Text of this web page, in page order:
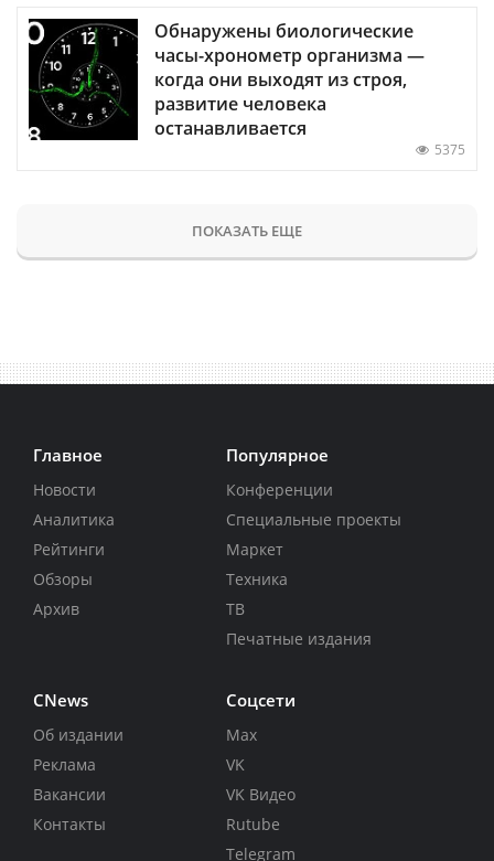
Обнаружены биологические
часы-хронометр организма —
когда они выходят из строя,
развитие человека
останавливается
5375
ПОКАЗАТЬ ЕЩЕ
Главное
Новости
Аналитика
Рейтинги
Обзоры
Архив
Популярное
Конференции
Специальные проекты
Маркет
Техника
ТВ
Печатные издания
CNews
Об издании
Реклама
Вакансии
Контакты
Соцсети
Max
VK
VK Видео
Rutube
Telegram